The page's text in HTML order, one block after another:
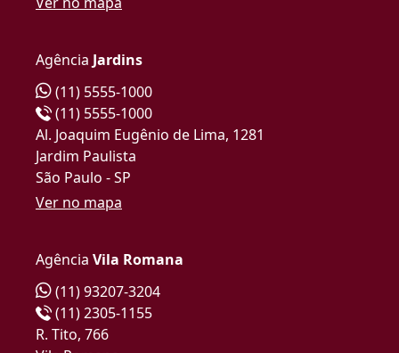
Agência Jardins
(11) 5555-1000
(11) 5555-1000
Al. Joaquim Eugênio de Lima, 1281
Jardim Paulista
São Paulo - SP
Ver no mapa
Agência Vila Romana
(11) 93207-3204
(11) 2305-1155
R. Tito, 766